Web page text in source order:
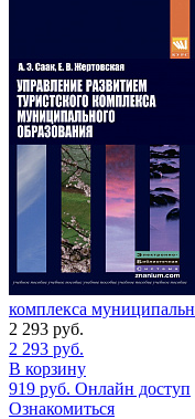
комплекса
2 293 руб.
2 293 руб.
В корзину
919 руб. Онлайн доступ
Ознакомиться